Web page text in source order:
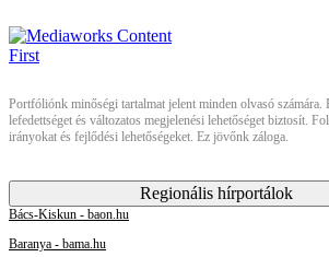
Portfóliónk minőségi tartalmat jelent minden olvasó számára.
lefedettséget és változatos megjelenési lehetőséget biztosít.
irányokat és fejlődési lehetőségeket. Ez jövőnk záloga.
Regionális hírportálok
Bács-Kiskun - baon.hu
Baranya - bama.hu